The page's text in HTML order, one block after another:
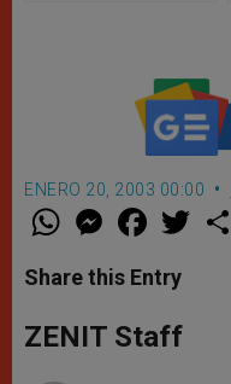
ENERO 20, 2003 00:00
W
t
s
p
p
M
e
s
e
g
e
F
a
e
b
o
k
w
Share this Entry
ZENIT Staff